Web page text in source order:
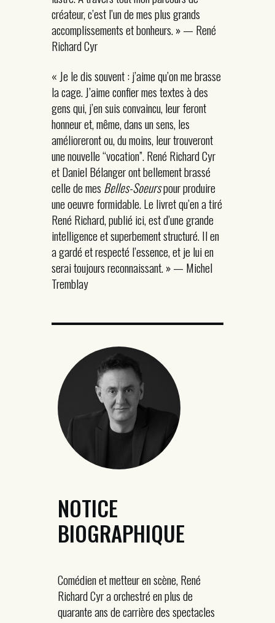
créateur, c’est l’un de mes plus grands
accomplissements et bonheurs. » — René
Richard Cyr
« Je le dis souvent : j’aime qu’on me brasse
la cage. J’aime confier mes textes à des
gens qui, j’en suis convaincu, leur feront
honneur et, même, dans un sens, les
amélioreront ou, du moins, leur trouveront
une nouvelle “vocation”. René Richard Cyr
et Daniel Bélanger ont bellement brassé
celle de mes Belles-Soeurspour produire
une oeuvre formidable. Le livret qu’en a tiré
René Richard, publié ici, est d’une grande
intelligence et superbement structuré. Il en
a gardé et respecté l’essence, et je lui en
serai toujours reconnaissant. » — Michel
Tremblay
NOTICE
BIOGRAPHIQUE
Comédien et metteur en scène, René
Richard Cyr a orchestré en plus de
quarante ans de carrière des spectacles